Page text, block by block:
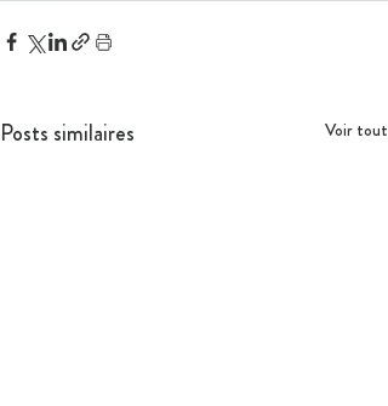
Posts similaires Voir tout